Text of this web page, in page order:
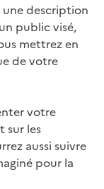
description
public visé,
mettrez en
de votre
votre
sur les
aussi suivre
pour la